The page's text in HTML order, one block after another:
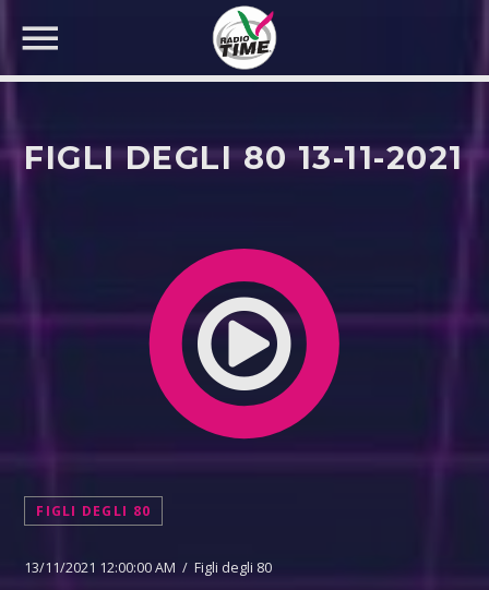
CERCA NEL SITO WEB:
FIGLI DEGLI 80 13-11-2021
FIGLI DEGLI 80
13/11/2021 12:00:00 AM / Figli degli 80